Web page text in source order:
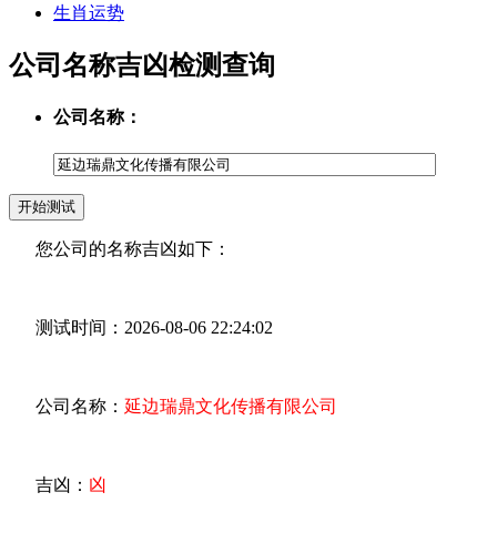
生肖运势
公司名称吉凶检测查询
公司名称：
您公司的名称吉凶如下：
测试时间：2026-08-06 22:24:02
公司名称： 延边瑞鼎文化传播有限公司
吉凶： 凶